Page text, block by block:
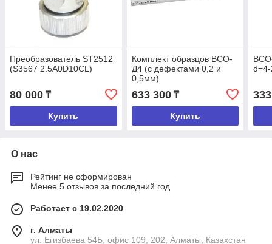
Преобразователь ST2512
(S3567 2.5A0D10CL)
80 000 ₸
Купить
Комплект образцов ВСО-
Д4 (с дефектами 0,2 и
0,5мм)
633 300₸
Купить
О нас
Рейтинг не сформирован
Менее 5 отзывов за последний год
Работает с 19.02.2020
г. Алматы
ул. Егизбаева 54Б, офис 109, 202, Алматы, Казахстан